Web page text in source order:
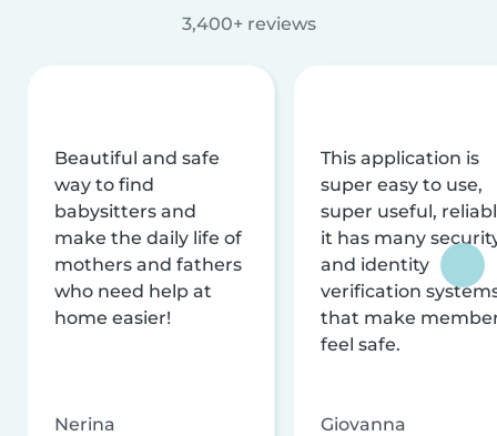
3,400+ reviews
Beautiful and safe
way to find
babysitters and
make the daily life of
mothers and fathers
who need help at
home easier!
Nerina
This application is
super easy to use,
super useful,
it has many
and identity
verification
that make
feel safe.
Giovanna